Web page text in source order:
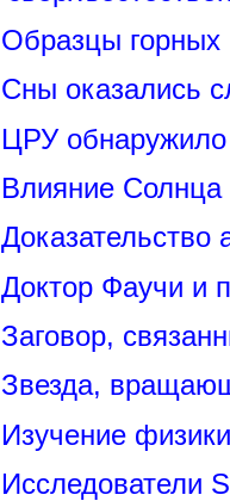
Образцы горных
Сны оказались
ЦРУ обнаружило
Влияние
Доказательство
Доктор Фаучи и
Заговор,
Звезда,
Изучение
Исследователи